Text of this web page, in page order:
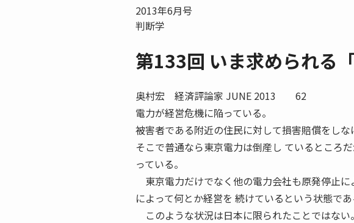
2013年6月号
判断学
第133回 いま求められる
奥村宏 経済評論家 JUNE 2013 62 危機
電力が経営危機に陥っている。
被害者である附近の住民に対して損害賠償をしな
そこで普通なら東京電力は倒産し ているところ
っている。
東京電力だけでなく他の電力会社も原発停止
によって何とか経営を 続けているという状態であ
このような状況は日本に限られたことではない。